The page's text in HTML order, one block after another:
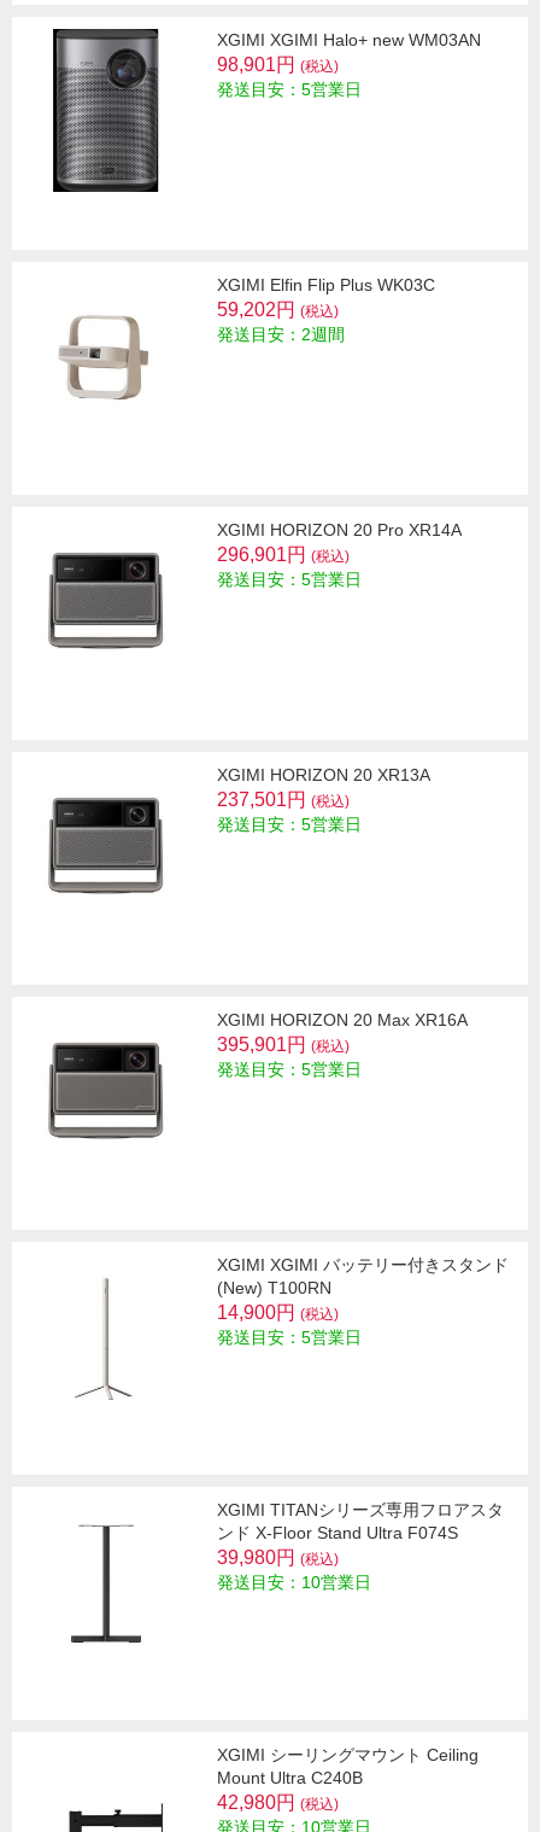
XGIMI XGIMI Halo+ new WM03AN
98,901円 (税込)
発送目安：5営業日
XGIMI Elfin Flip Plus WK03C
59,202円 (税込)
発送目安：2週間
XGIMI HORIZON 20 Pro XR14A
296,901円 (税込)
発送目安：5営業日
XGIMI HORIZON 20 XR13A
237,501円 (税込)
発送目安：5営業日
XGIMI HORIZON 20 Max XR16A
395,901円 (税込)
発送目安：5営業日
XGIMI XGIMI バッテリー付きスタンド
(New) T100RN
14,900円 (税込)
発送目安：5営業日
XGIMI TITANシリーズ専用フロアスタ
ンド X-Floor Stand Ultra F074S
39,980円 (税込)
発送目安：10営業日
XGIMI シーリングマウント Ceiling
Mount Ultra C240B
42,980円 (税込)
発送目安：10営業日